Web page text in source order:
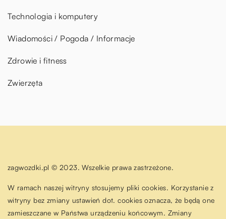
Technologia i komputery
Wiadomości / Pogoda / Informacje
Zdrowie i fitness
Zwierzęta
zagwozdki.pl © 2023. Wszelkie prawa zastrzeżone.
W ramach naszej witryny stosujemy pliki cookies. Korzystanie z
witryny bez zmiany ustawień dot. cookies oznacza, że będą one
zamieszczane w Państwa urządzeniu końcowym. Zmiany